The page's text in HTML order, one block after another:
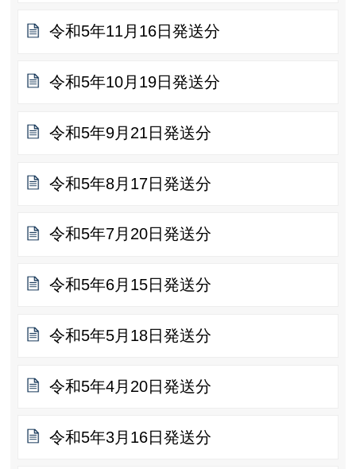
令和5年11月16日発送分
令和5年10月19日発送分
令和5年9月21日発送分
令和5年8月17日発送分
令和5年7月20日発送分
令和5年6月15日発送分
令和5年5月18日発送分
令和5年4月20日発送分
令和5年3月16日発送分